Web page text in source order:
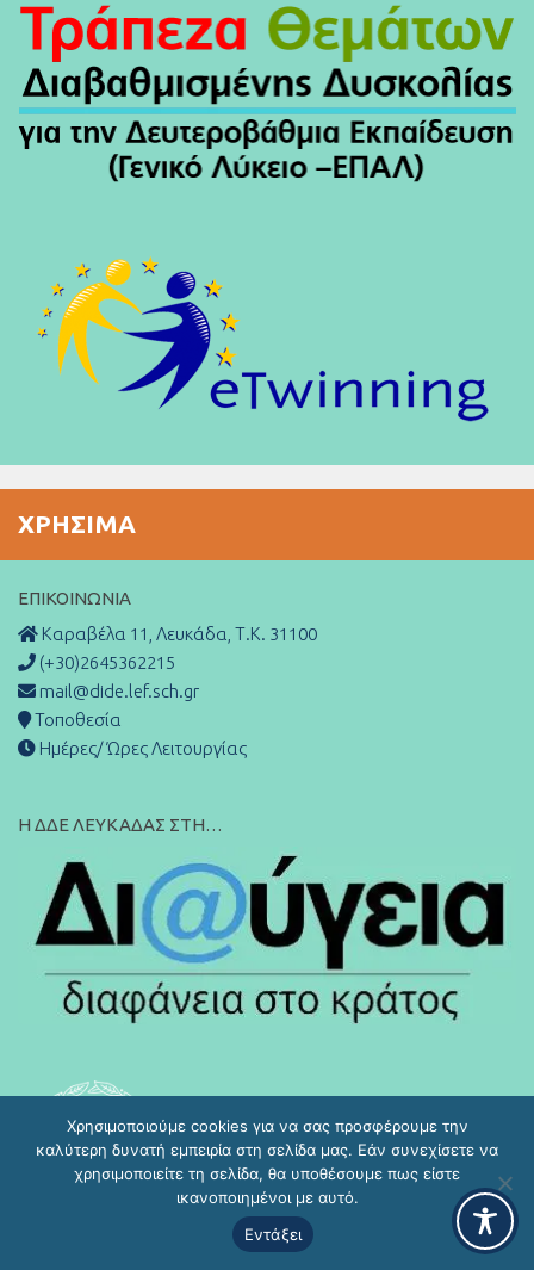
ΧΡΉΣΙΜΑ
ΕΠΙΚΟΙΝΩΝΊΑ
Καραβέλα 11, Λευκάδα, Τ.Κ. 31100
(+30)2645362215
mail@dide.lef.sch.gr
Τοποθεσία
Ημέρες/ Ώρες Λειτουργίας
Η ΔΔΕ ΛΕΥΚΑΔΑΣ ΣΤΗ…
Χρησιμοποιούμε cookies για να σας προσφέρουμε την
καλύτερη δυνατή εμπειρία στη σελίδα μας. Εάν συνεχίσετε να
χρησιμοποιείτε τη σελίδα, θα υποθέσουμε πως είστε
ικανοποιημένοι με αυτό.
Εντάξει